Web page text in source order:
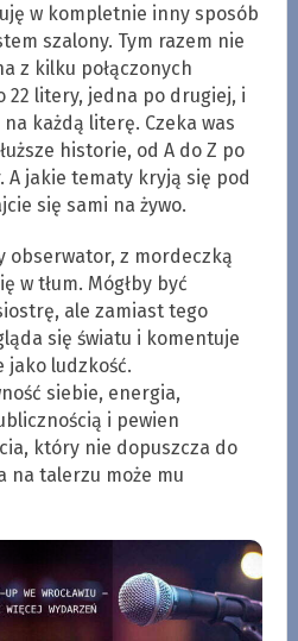
w kompletnie inny sposób
szalony. Tym razem nie
z kilku połączonych
22 litery, jedna po drugiej, i
każdą literę. Czeka was
historie, od A do Z po
A jakie tematy kryją się pod
się sami na żywo.
obserwator, z mordeczką
w tłum. Mógłby być
ale zamiast tego
się światu i komentuje
jako ludzkość.
siebie, energia,
i pewien
który nie dopuszcza do
na talerzu może mu